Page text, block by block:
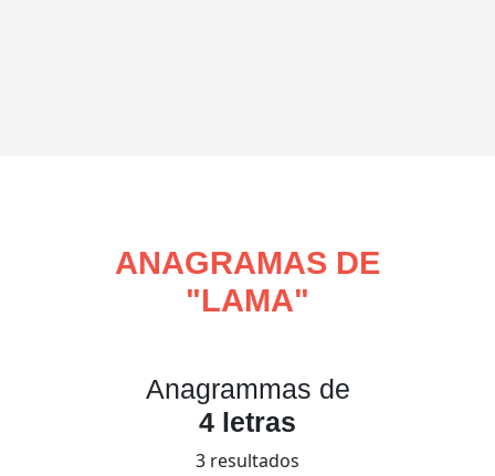
ANAGRAMAS DE
"LAMA"
Anagrammas de
4 letras
3 resultados